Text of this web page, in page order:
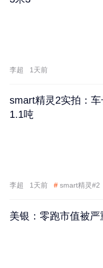
李超 1天前
smart精灵2实拍：
1.1吨
李超 1天前 # smart精灵#2
美银：零跑市值被